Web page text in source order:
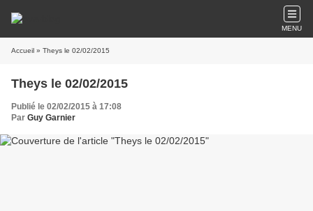
MENU
Accueil » Theys le 02/02/2015
Theys le 02/02/2015
Publié le 02/02/2015 à 17:08
Par Guy Garnier